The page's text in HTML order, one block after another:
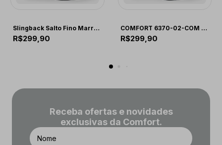
Slingback Salto Fino Marrom
R$299,90
COMFORT 6370-02-COM CORAL/GRAFITE
R$299,90
Receba ofertas e novidades
exclusivas da Comfort.